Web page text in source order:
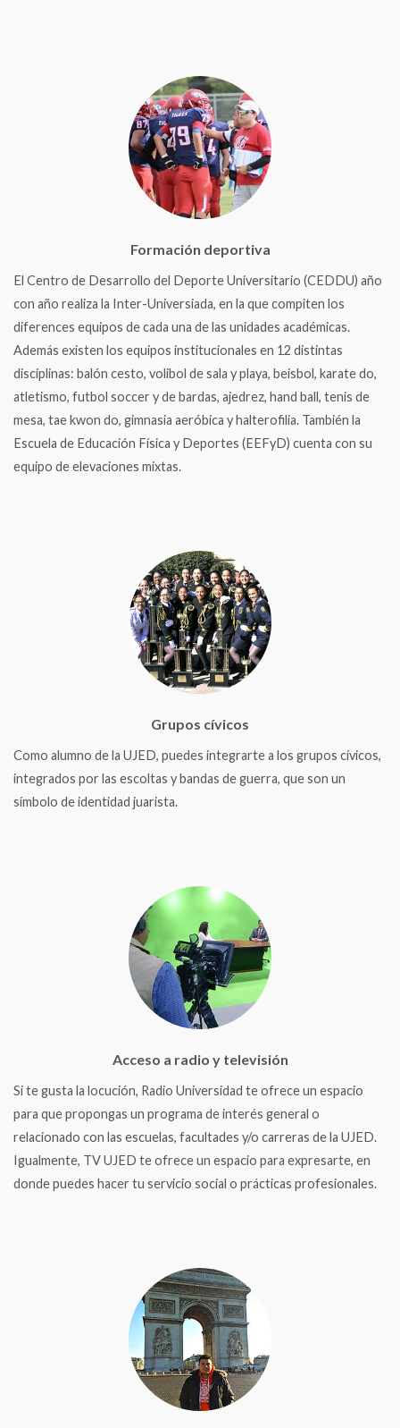
Formación deportiva
El Centro de Desarrollo del Deporte Universitario (CEDDU) año
con año realiza la Inter-Universiada, en la que compiten los
diferences equipos de cada una de las unidades académicas.
Además existen los equipos institucionales en 12 distintas
disciplinas: balón cesto, volibol de sala y playa, beisbol, karate do,
atletismo, futbol soccer y de bardas, ajedrez, hand ball, tenis de
mesa, tae kwon do, gimnasia aeróbica y halterofilia. También la
Escuela de Educación Física y Deportes (EEFyD) cuenta con su
equipo de elevaciones mixtas.
Grupos cívicos
Como alumno de la UJED, puedes integrarte a los grupos cívicos,
integrados por las escoltas y bandas de guerra, que son un
símbolo de identidad juarista.
Acceso a radio y televisión
Si te gusta la locución, Radio Universidad te ofrece un espacio
para que propongas un programa de interés general o
relacionado con las escuelas, facultades y/o carreras de la UJED.
Igualmente, TV UJED te ofrece un espacio para expresarte, en
donde puedes hacer tu servicio social o prácticas profesionales.